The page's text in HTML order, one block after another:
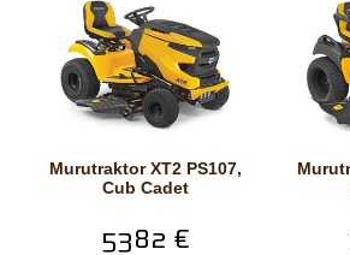
Murutraktor XT2 PS107,
Cub Cadet
5382 €
Murutraktor XT3 QS127,